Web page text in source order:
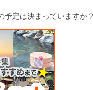
予定は決まっていますか？